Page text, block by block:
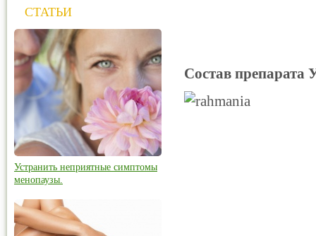
Состав препарата
СТАТЬИ
Устранить неприятные симптомы
менопаузы.